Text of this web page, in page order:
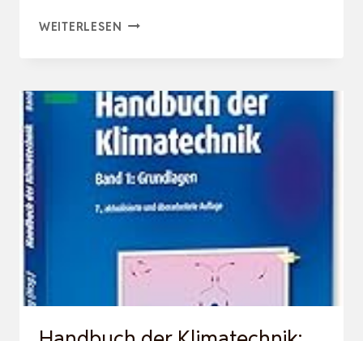
WEITERLESEN HANDBUCH
(SET):
SET
BESTEHEND
AUS:
1:
GRUNDLAGEN,
BAND